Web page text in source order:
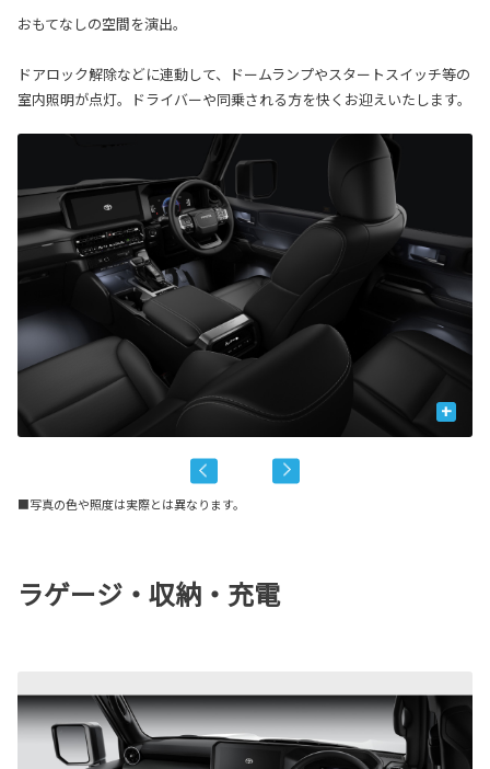
おもてなしの空間を演出。
ドアロック解除などに連動して、ドームランプやスタートスイッチ等の
室内照明が点灯。ドライバーや同乗される方を快くお迎えいたします。
+
■写真の色や照度は実際とは異なります。
ラゲージ・収納・充電